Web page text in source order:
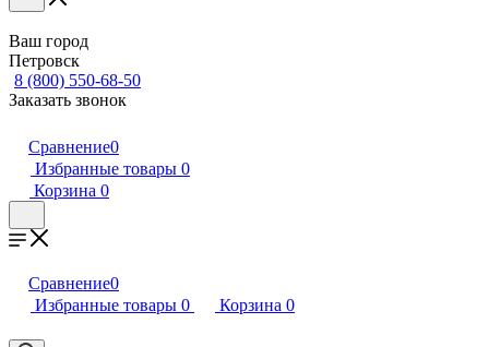
Ваш город
Петровск
8 (800) 550-68-50
Заказать звонок
Сравнение0
Избранные товары 0
Корзина 0
Сравнение0
Избранные товары 0 Корзина 0